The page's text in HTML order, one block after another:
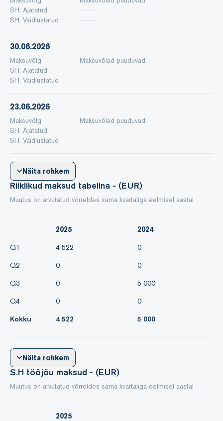
SH. Ajatatud
SH. Vaidlustatud
30.06.2026
Maksuvõlg
Maksuvõlad puuduvad
SH. Ajatatud
SH. Vaidlustatud
23.06.2026
Maksuvõlg
Maksuvõlad puuduvad
SH. Ajatatud
SH. Vaidlustatud
Näita rohkem
Riiklikud maksud tabelina - (EUR)
Muutus on arvutatud võrreldes sama kvartaliga eelmisel aastal
2025
2024
Q1
4 522
0
Q2
0
0
Q3
0
5 000
Q4
0
0
Kokku
4 522 5 000
Näita rohkem
S.H tööjõu maksud - (EUR)
Muutus on arvutatud võrreldes sama kvartaliga eelmisel aastal
2025